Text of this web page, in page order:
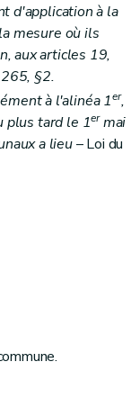
d'application à la
mesure où ils
aux articles 19,
§2.
à l'alinéa 1er,
plus tard le 1ermai
a lieu– Loi du